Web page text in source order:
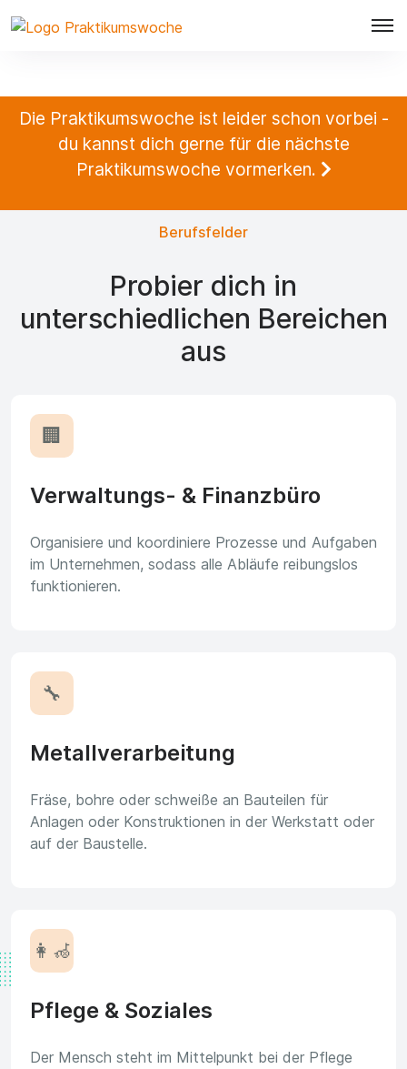
Die Praktikumswoche ist leider schon vorbei -
du kannst dich gerne für die nächste
Praktikumswoche vormerken.
Berufsfelder
Probier dich in
unterschiedlichen Bereichen
aus
🏢
Verwaltungs- & Finanzbüro
Organisiere und koordiniere Prozesse und Aufgaben
im Unternehmen, sodass alle Abläufe reibungslos
funktionieren.
🔧
Metallverarbeitung
Fräse, bohre oder schweiße an Bauteilen für
Anlagen oder Konstruktionen in der Werkstatt oder
auf der Baustelle.
👩‍🦽
Pflege & Soziales
Der Mensch steht im Mittelpunkt bei der Pflege